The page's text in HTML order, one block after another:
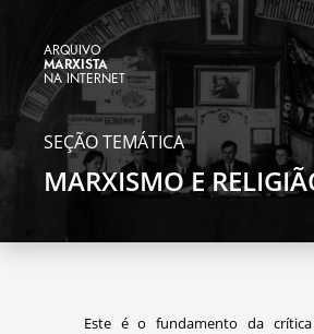
ARQUIVO
MARXISTA
NA INTERNET
SEÇÃO TEMÁTICA
MARXISMO E
Este é o fundamento da